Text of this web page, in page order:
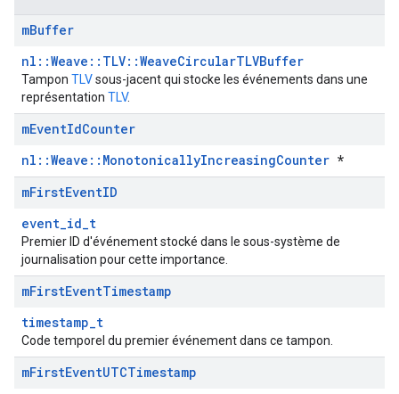
mBuffer
nl::Weave::TLV::WeaveCircularTLVBuffer
Tampon TLVsous-jacent qui stocke les événements dans une
représentation TLV.
mEventIdCounter
nl::Weave::MonotonicallyIncreasingCounter *
mFirstEventID
event_id_t
Premier ID d'événement stocké dans le sous-système de
journalisation pour cette importance.
mFirstEventTimestamp
timestamp_t
Code temporel du premier événement dans ce tampon.
mFirstEventUTCTimestamp